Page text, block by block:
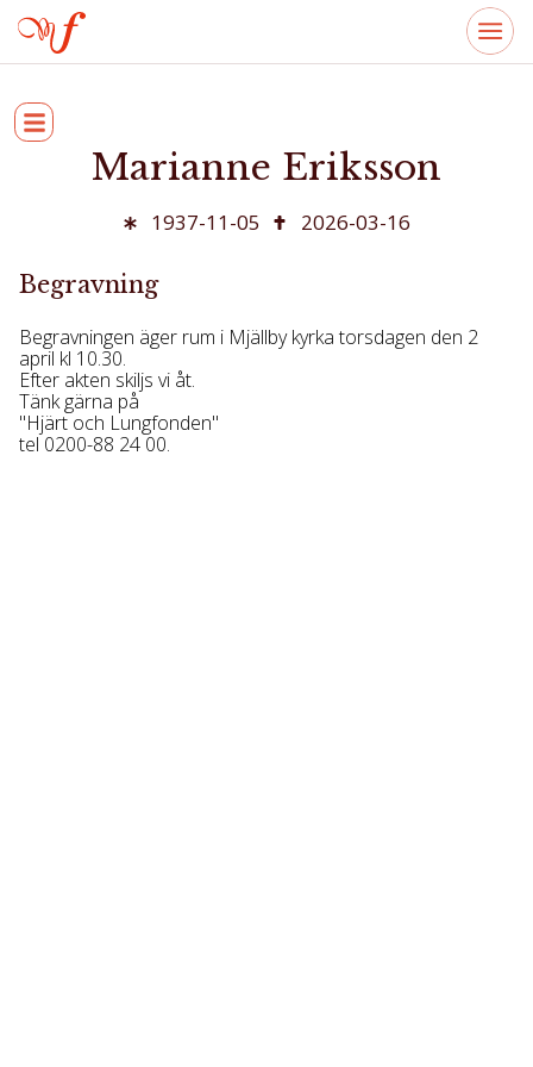
Marianne Eriksson
1937-11-05 2026-03-16
Begravning
Begravningen äger rum i Mjällby kyrka torsdagen den 2
april kl 10.30.
Efter akten skiljs vi åt.
Tänk gärna på
"Hjärt och Lungfonden"
tel 0200-88 24 00.